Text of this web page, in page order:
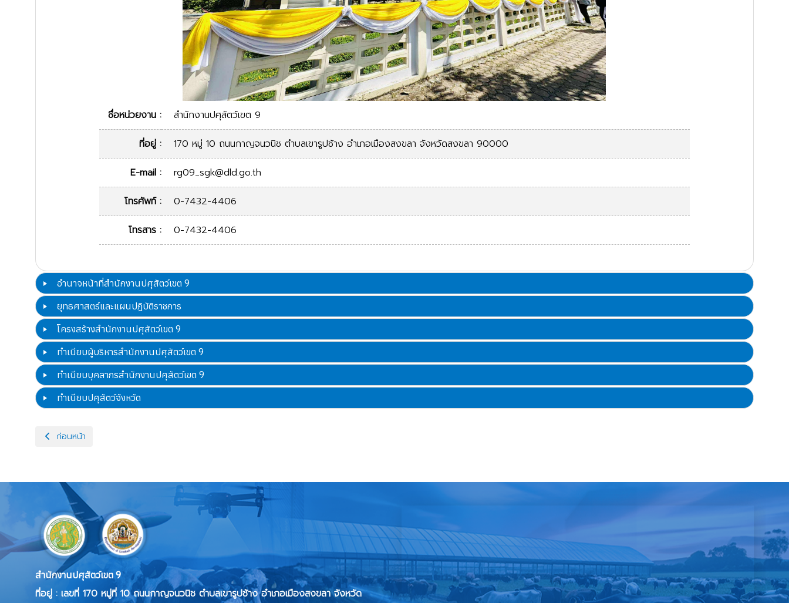
ชื่อหน่วยงาน : สำนักงานปศุสัตว์เขต 9
ที่อยู่ : 170 หมู่ 10 ถนนกาญจนวนิช ตำบลเขารูปช้าง อำเภอเมืองสงขลา จังหวัดสงขลา 90000
E-mail : rg09_sgk@dld.go.th
โทรศัพท์ : 0-7432-4406
โทรสาร : 0-7432-4406
อำนาจหน้าที่สำนักงานปศุสัตว์เขต 9
ยุทธศาสตร์และแผนปฎิบัติราชการ
โครงสร้างสำนักงานปศุสัตว์เขต 9
ทำเนียบผู้บริหารสำนักงานปศุสัตว์เขต 9
ทำเนียบบุคลากรสำนักงานปศุสัตว์เขต 9
ทำเนียบปศุสัตว์จังหวัด
เนื้อหาก่อนหน้า: นโยบายการให้บริการเว็บไซต์
ก่อนหน้า
สำนักงานปศุสัตว์เขต 9
ที่อยู่ :เลขที่ 170 หมู่ที่ 10 ถนนกาญจนวนิช ตำบลเขารูปช้าง อำเภอเมืองสงขลา จังหวัด